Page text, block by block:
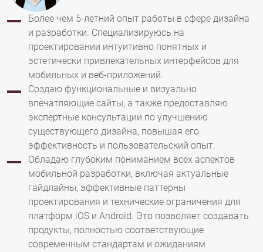
Более чем 5-летний опыт работы в сфере дизайна
и разработки. Специализируюсь на
проектировании интуитивно понятных и
эстетически привлекательных интерфейсов для
мобильных и веб-приложений.
Создаю функциональные и визуально
впечатляющие сайты, а также предоставляю
экспертные консультации по улучшению
существующего дизайна, повышая его
эффективность и пользовательский опыт.
Обладаю глубоким пониманием всех аспектов
мобильной разработки, включая актуальные
гайдлайны, эффективные паттерны
проектирования и технические ограничения для
платформ iOS и Android. Это позволяет создавать
продукты, полностью соответствующие
современным стандартам и ожиданиям